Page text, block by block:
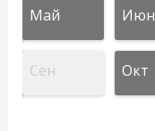
Май Июн
Сен Окт